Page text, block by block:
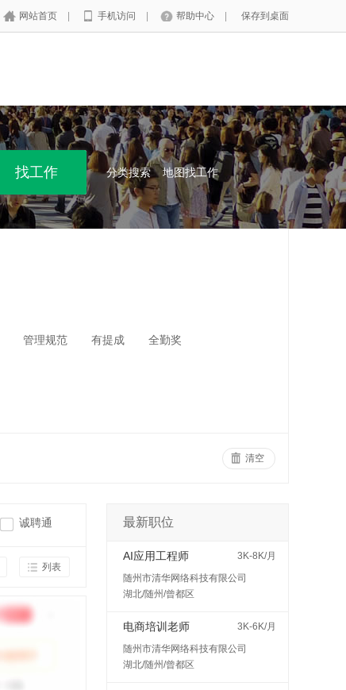
网站首页 手机访问 帮助中心 保存到桌面
分类搜索 地图找工作
管理规范 有提成 全勤奖
清空
诚聘通
列表
最新职位
AI应用工程师
3K-8K/月
随州市清华网络科技有限公司
湖北/随州/曾都区
电商培训老师
3K-6K/月
随州市清华网络科技有限公司
湖北/随州/曾都区